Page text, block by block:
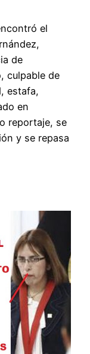
el
de
culpable de
estafa,
en
reportaje, se
y se repasa